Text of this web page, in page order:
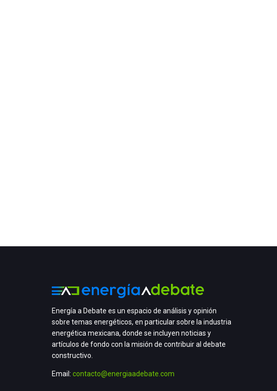
Energía a Debate es un espacio de análisis y opinión
sobre temas energéticos, en particular sobre la industria
energética mexicana, donde se incluyen noticias y
artículos de fondo con la misión de contribuir al debate
constructivo.
Email: contacto@energiaadebate.com